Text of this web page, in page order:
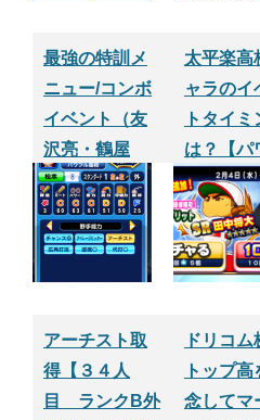
最強の特訓メ
ニュー/コンボ
イベント（友
沢亮・鶴屋
勝）【パワプ
ロサクセスア
プリ】
太平楽高
ャラのイ
トタイミ
は？【パ
ロアプリ
アーチスト取
得【３４人
目 ランクB外
ドリコム
トップ高
念してマ